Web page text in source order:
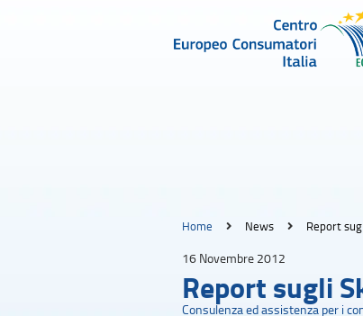
Home News Report
16 Novembre 2012
Report sugli
Consulenza ed assistenza per i